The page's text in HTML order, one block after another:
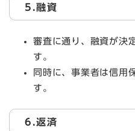
5.融資
審査に通り、融資が決
す。
同時に、事業者は信用
す。
6.返済